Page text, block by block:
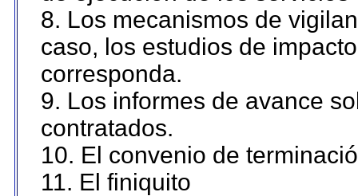
8. Los mecanismos de
caso, los estudios de
corresponda.
9. Los informes de avance
contratados.
10. El convenio de
11. El finiquito